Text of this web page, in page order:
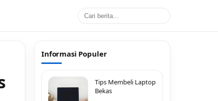
Informasi Populer
Tips Membeli Laptop
Bekas